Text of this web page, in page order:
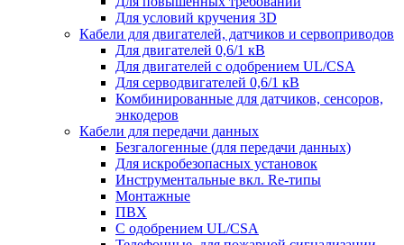
Для условий кручения 3D
Кабели для двигателей, датчиков и сервоприводов
Для двигателей 0,6/1 кВ
Для двигателей с одобрением UL/CSA
Для серводвигателей 0,6/1 кВ
Комбинированные для датчиков, cенсоров,
энкодеров
Кабели для передачи данных
Безгалогенные (для передачи данных)
Для искробезопасных установок
Инструментальные вкл. Re-типы
Монтажные
ПВХ
С одобрением UL/CSA